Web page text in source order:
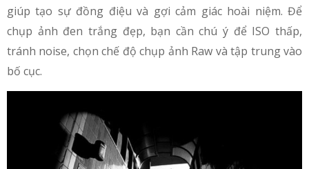
giúp tạo sự đồng điệu và gợi cảm giác hoài niệm. Để
chụp ảnh đen trắng đẹp, bạn cần chú ý để ISO thấp,
tránh noise, chọn chế độ chụp ảnh Raw và tập trung vào
bố cục.